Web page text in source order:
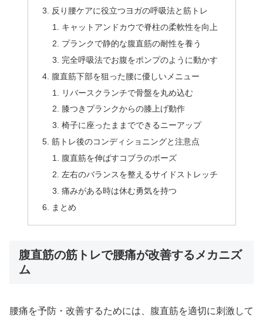
反り腰ケアに役立つヨガの呼吸法と筋トレ
キャットアンドカウで脊柱の柔軟性を向上
プランクで静的な腹直筋の耐性を養う
完全呼吸法でお腹をポンプのように動かす
腹直筋下部を狙った腰に優しいメニュー
リバースクランチで骨盤を丸め込む
膝つきプランクからの膝上げ動作
椅子に座ったままでできるニーアップ
筋トレ後のコンディショニングと注意点
腹直筋を伸ばすコブラのポーズ
左右のバランスを整えるサイドストレッチ
痛みがある時は休む勇気を持つ
まとめ
腹直筋の筋トレで腰痛が改善するメカニズ
ム
腰痛を予防・改善するためには、腹直筋を適切に刺激して